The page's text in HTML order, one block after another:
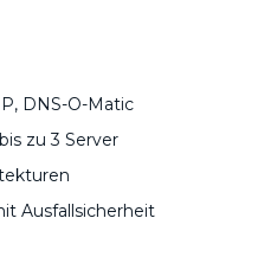
DNS-O-Matic
zu 3 Server
Ausfallsicherheit